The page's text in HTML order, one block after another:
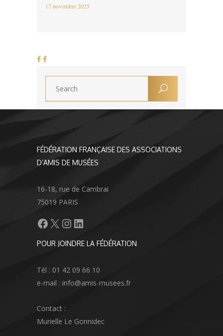
17 novembre 2025
FÉDÉRATION FRANÇAISE DES ASSOCIATIONS
D’AMIS DE MUSÉES
16-18, rue de Cambrai
75019 PARIS
Facebook
X Instagram
LinkedIn
POUR JOINDRE LA FÉDÉRATION
Tél : 01 42 09 66 10
e-mail : info@amis-musees.fr
Contact :
Murielle Le Gonnidec